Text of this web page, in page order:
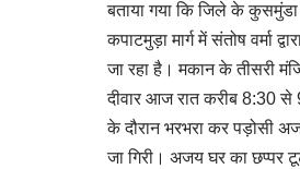
बताया गया कि जिले के कुसमुंडा
कपाटमुड़ा मार्ग में संतोष वर्मा
जा रहा है। मकान के तीसरी
दीवार आज रात करीब 8:30
के दौरान भरभरा कर पड़ोसी
जा गिरी। अजय घर का छप्पर